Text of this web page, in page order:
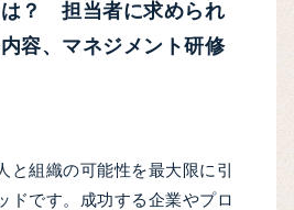
は？ 担当者に求められ
容、マネジメント研修
と組織の可能性を最大限に引
ドです。成功する企業やプロ